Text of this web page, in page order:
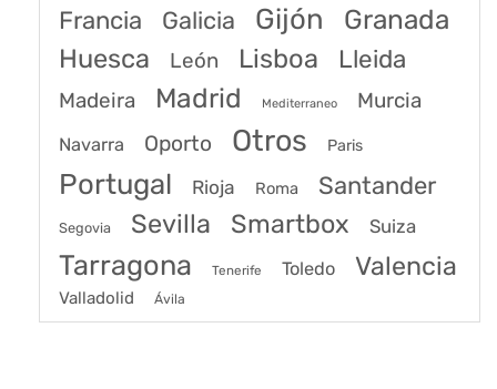
Francia Galicia Gijón Granada
Huesca León Lisboa Lleida
Madeira Madrid Mediterraneo Murcia
Navarra Oporto Otros Paris
Portugal Rioja Roma Santander
Segovia Sevilla Smartbox Suiza
Tarragona Tenerife Toledo Valencia
Valladolid Ávila